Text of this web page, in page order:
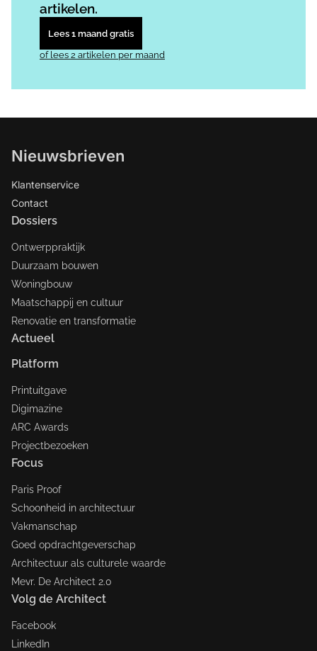
artikelen.
Lees 1 maand gratis
of lees 2 artikelen per maand
Nieuwsbrieven
Klantenservice
Contact
Dossiers
Ontwerppraktijk
Duurzaam bouwen
Woningbouw
Maatschappij en cultuur
Renovatie en transformatie
Actueel
Platform
Printuitgave
Digimazine
ARC Awards
Projectbezoeken
Focus
Paris Proof
Schoonheid in architectuur
Vakmanschap
Goed opdrachtgeverschap
Architectuur als culturele waarde
Mevr. De Architect 2.0
Volg de Architect
Facebook
LinkedIn